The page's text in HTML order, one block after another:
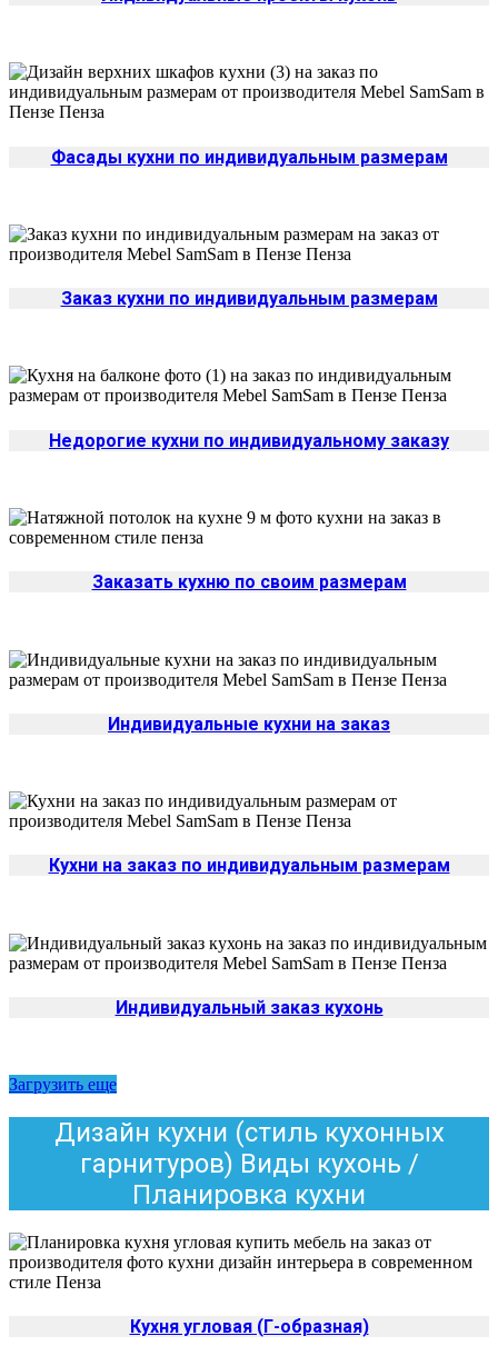
Фасады кухни по индивидуальным размерам
Заказ кухни по индивидуальным размерам
Недорогие кухни по индивидуальному заказу
Заказать кухню по своим размерам
Индивидуальные кухни на заказ
Кухни на заказ по индивидуальным размерам
Индивидуальный заказ кухонь
Загрузить еще
Дизайн кухни (стиль кухонных
гарнитуров) Виды кухонь /
Планировка кухни
Кухня угловая (Г-образная)